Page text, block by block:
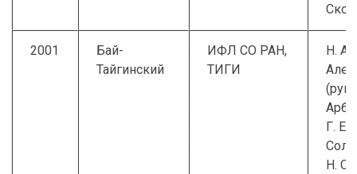
2001
Бай-
Тайгинский
ИФЛ СО РАН,
ТИГИ
Н. А.
Г. Е.
Н. С.